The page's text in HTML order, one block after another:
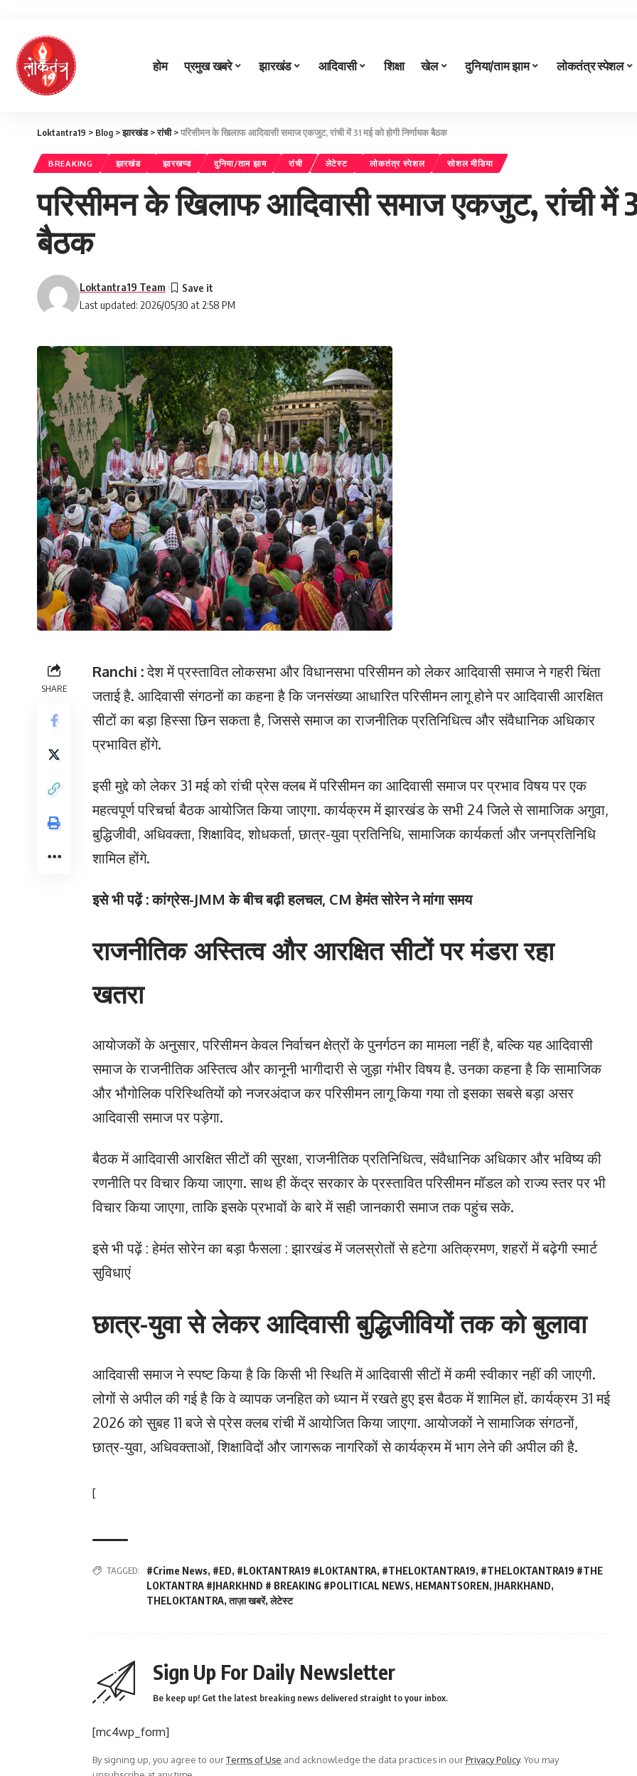
होम प्रमुख खबरे झारखंड आदिवासी शिक्षा खेल दुनिया/ताम झाम लोकतंत्र स्पेशल
Loktantra19 > Blog >झारखंड>रांची>परिसीमन के खिलाफ आदिवासी समाज एकजुट, रांची में 31 मई को होगी निर्णायक बैठक
BREAKING झारखंड झारखण्ड दुनिया/ताम झाम रांची लेटेस्ट लोकतंत्र स्पेशल सोशल मीडिया
परिसीमन के खिलाफ आदिवासी समाज एकजुट, रांची में
बैठक
Last updated: 2026/05/30 at 2:58 PM
Loktantra19 Team
SHARE
Ranchi :देश में प्रस्तावित लोकसभा और विधानसभा परिसीमन को लेकर आदिवासी समाज ने गहरी चिंता
जताई है. आदिवासी संगठनों का कहना है कि जनसंख्या आधारित परिसीमन लागू होने पर आदिवासी आरक्षित
सीटों का बड़ा हिस्सा छिन सकता है, जिससे समाज का राजनीतिक प्रतिनिधित्व और संवैधानिक अधिकार
प्रभावित होंगे.
इसी मुद्दे को लेकर 31 मई को रांची प्रेस क्लब में परिसीमन का आदिवासी समाज पर प्रभाव विषय पर एक
महत्वपूर्ण परिचर्चा बैठक आयोजित किया जाएगा. कार्यक्रम में झारखंड के सभी 24 जिले से सामाजिक अगुवा,
बुद्धिजीवी, अधिवक्ता, शिक्षाविद, शोधकर्ता, छात्र-युवा प्रतिनिधि, सामाजिक कार्यकर्ता और जनप्रतिनिधि
शामिल होंगे.
इसे भी पढ़ें : कांग्रेस-JMM के बीच बढ़ी हलचल, CM हेमंत सोरेन ने मांगा समय
राजनीतिक अस्तित्व और आरक्षित सीटों पर मंडरा रहा
खतरा
आयोजकों के अनुसार, परिसीमन केवल निर्वाचन क्षेत्रों के पुनर्गठन का मामला नहीं है, बल्कि यह आदिवासी
समाज के राजनीतिक अस्तित्व और कानूनी भागीदारी से जुड़ा गंभीर विषय है. उनका कहना है कि सामाजिक
और भौगोलिक परिस्थितियों को नजरअंदाज कर परिसीमन लागू किया गया तो इसका सबसे बड़ा असर
आदिवासी समाज पर पड़ेगा.
बैठक में आदिवासी आरक्षित सीटों की सुरक्षा, राजनीतिक प्रतिनिधित्व, संवैधानिक अधिकार और भविष्य की
रणनीति पर विचार किया जाएगा. साथ ही केंद्र सरकार के प्रस्तावित परिसीमन मॉडल को राज्य स्तर पर भी
विचार किया जाएगा, ताकि इसके प्रभावों के बारे में सही जानकारी समाज तक पहुंच सके.
इसे भी पढ़ें : हेमंत सोरेन का बड़ा फैसला : झारखंड में जलस्रोतों से हटेगा अतिक्रमण, शहरों में बढ़ेगी स्मार्ट
सुविधाएं
छात्र-युवा से लेकर आदिवासी बुद्धिजीवियों तक को बुलावा
आदिवासी समाज ने स्पष्ट किया है कि किसी भी स्थिति में आदिवासी सीटों में कमी स्वीकार नहीं की जाएगी.
लोगों से अपील की गई है कि वे व्यापक जनहित को ध्यान में रखते हुए इस बैठक में शामिल हों. कार्यक्रम 31 मई
2026 को सुबह 11 बजे से प्रेस क्लब रांची में आयोजित किया जाएगा. आयोजकों ने सामाजिक संगठनों,
छात्र-युवा, अधिवक्ताओं, शिक्षाविदों और जागरूक नागरिकों से कार्यक्रम में भाग लेने की अपील की है.
[
TAGGED: #Crime News, #ED, #LOKTANTRA19 #LOKTANTRA, #THELOKTANTRA19, #THELOKTANTRA19 #THE
LOKTANTRA #JHARKHND # BREAKING #POLITICAL NEWS, HEMANTSOREN, JHARKHAND,
THELOKTANTRA,ताज़ा खबरें,लेटेस्ट
Sign Up For Daily Newsletter
Be keep up! Get the latest breaking news delivered straight to your inbox.
[mc4wp_form]
By signing up, you agree to ourTerms of Use and acknowledge the data practices in ourPrivacy Policy. You may